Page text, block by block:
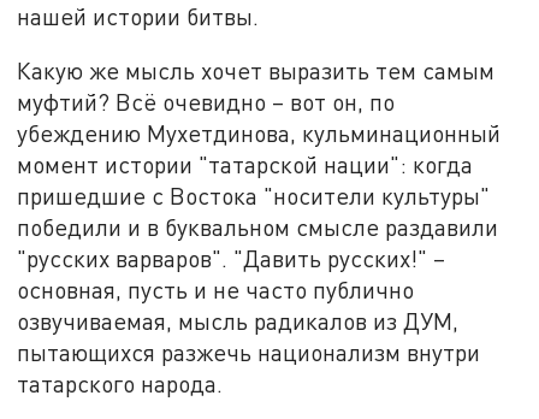
нашей истории битвы.
Какую же мысль хочет выразить тем самым
муфтий? Всё очевидно – вот он, по
убеждению Мухетдинова, кульминационный
момент истории "татарской нации": когда
пришедшие с Востока "носители культуры"
победили и в буквальном смысле раздавили
"русских варваров". "Давить русских!" –
основная, пусть и не часто публично
озвучиваемая, мысль радикалов из ДУМ,
пытающихся разжечь национализм внутри
татарского народа.